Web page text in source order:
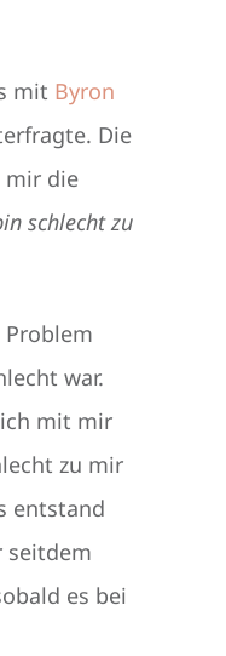
mit Byron
Die
mir die
schlecht zu
war.
mit mir
zu mir
entstand
seitdem
es bei